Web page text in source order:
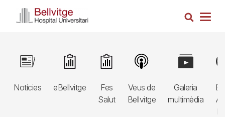
Cerca
Navegació
principal
3r
Notícies
Image
eBellvitge
Image
Fes
Salut
Image
Veus de
Bellvitge
Image
Galeria
multimèdia
Image